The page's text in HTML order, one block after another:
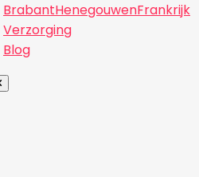
BrabantHenegouwenFrankrijk
Verzorging
Blog